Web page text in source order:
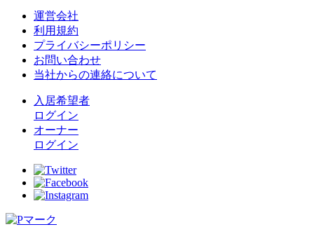
運営会社
利用規約
プライバシーポリシー
お問い合わせ
当社からの連絡について
入居希望者
ログイン
オーナー
ログイン